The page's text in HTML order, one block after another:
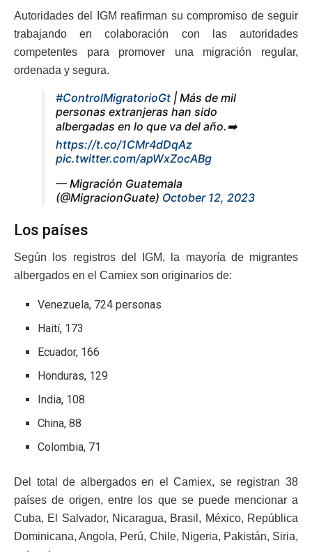
Autoridades del IGM reafirman su compromiso de seguir
trabajando en colaboración con las autoridades
competentes para promover una migración regular,
ordenada y segura.
#ControlMigratorioGt | Más de mil
personas extranjeras han sido
albergadas en lo que va del año.➡️
https://t.co/1CMr4dDqAz
pic.twitter.com/apWxZocABg
— Migración Guatemala
(@MigracionGuate) October 12, 2023
Los países
Según los registros del IGM, la mayoría de migrantes
albergados en el Camiex son originarios de:
Venezuela, 724 personas
Haití, 173
Ecuador, 166
Honduras, 129
India, 108
China, 88
Colombia, 71
Del total de albergados en el Camiex, se registran 38
países de origen, entre los que se puede mencionar a
Cuba, El Salvador, Nicaragua, Brasil, México, República
Dominicana, Angola, Perú, Chile, Nigeria, Pakistán, Siria,